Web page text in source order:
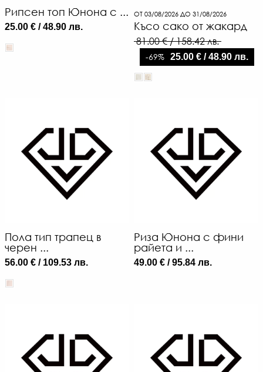
Рипсен топ Юнона с ...
25.00 € / 48.90 лв.
ОТ 03/08/2026 ДО 31/08/2026
Късо сако от жакард
81.00 € / 158.42 лв.
-69% 25.00 € / 48.90 лв.
Пола тип трапец в
черен ...
56.00 € / 109.53 лв.
Риза Юнона с фини
райета и ...
49.00 € / 95.84 лв.